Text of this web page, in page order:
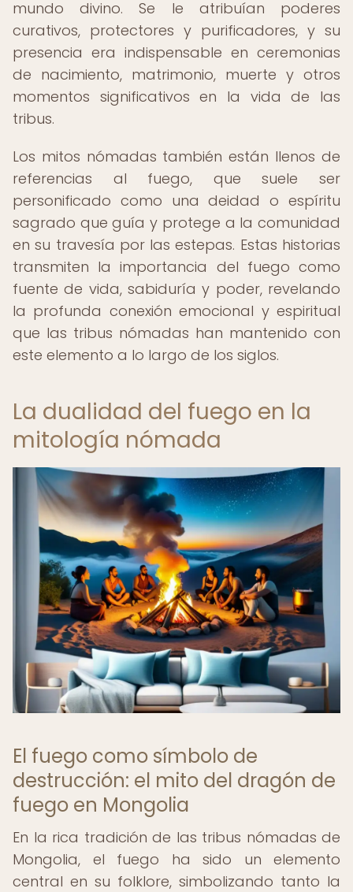
mundo divino. Se le atribuían poderes
curativos, protectores y purificadores, y su
presencia era indispensable en ceremonias
de nacimiento, matrimonio, muerte y otros
momentos significativos en la vida de las
tribus.
Los mitos nómadas también están llenos de
referencias al fuego, que suele ser
personificado como una deidad o espíritu
sagrado que guía y protege a la comunidad
en su travesía por las estepas. Estas historias
transmiten la importancia del fuego como
fuente de vida, sabiduría y poder, revelando
la profunda conexión emocional y espiritual
que las tribus nómadas han mantenido con
este elemento a lo largo de los siglos.
La dualidad del fuego en la
mitología nómada
El fuego como símbolo de
destrucción: el mito del dragón de
fuego en Mongolia
En la rica tradición de las tribus nómadas de
Mongolia, el fuego ha sido un elemento
central en su folklore, simbolizando tanto la